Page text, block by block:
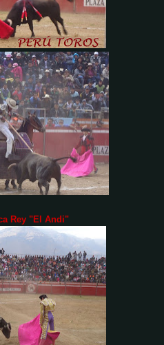
Rey "El Andi"